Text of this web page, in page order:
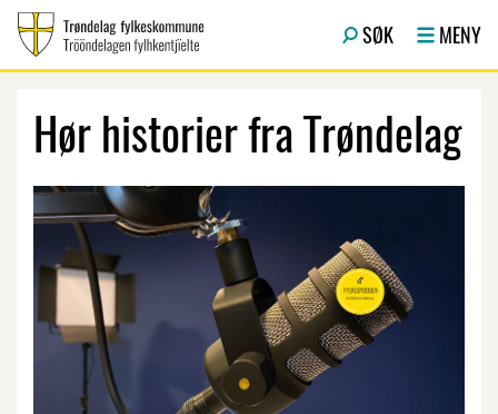
SØK MENY
Hør historier fra Trøndelag